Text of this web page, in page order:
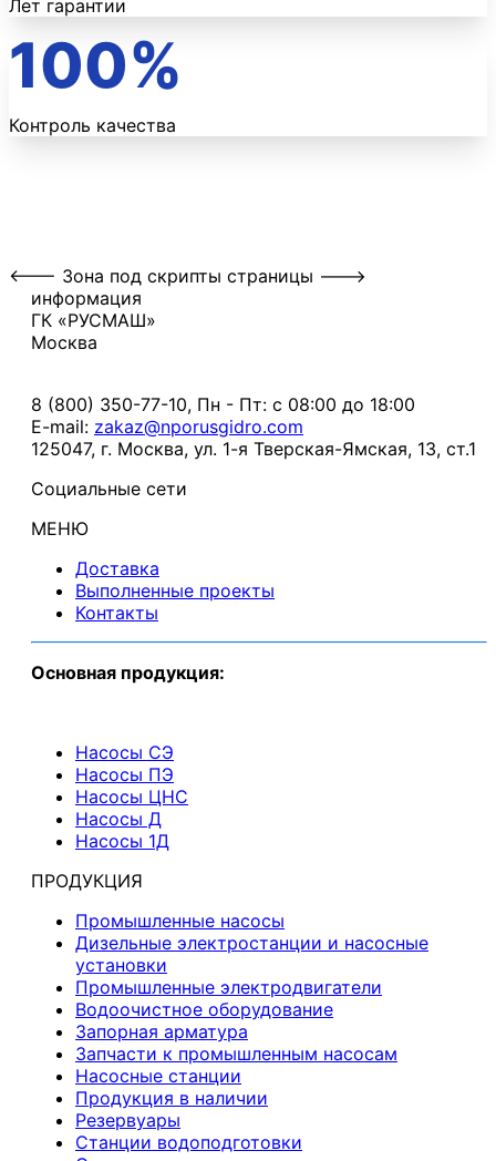
Лет гарантии
100%
Контроль качества
<--- Зона под скрипты страницы --->
информация
ГК «РУСМАШ»
Москва
8 (800) 350-77-10, Пн - Пт: с 08:00 до 18:00
E-mail: zakaz@nporusgidro.com
125047, г. Москва, ул. 1-я Тверская-Ямская, 13, ст.1
Социальные сети
МЕНЮ
Доставка
Выполненные проекты
Контакты
Основная продукция:
Насосы СЭ
Насосы ПЭ
Насосы ЦНС
Насосы Д
Насосы 1Д
ПРОДУКЦИЯ
Промышленные насосы
Дизельные электростанции и насосные
установки
Промышленные электродвигатели
Водоочистное оборудование
Запорная арматура
Запчасти к промышленным насосам
Насосные станции
Продукция в наличии
Резервуары
Станции водоподготовки